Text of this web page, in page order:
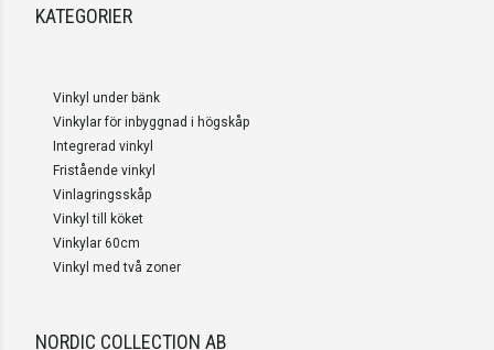
KATEGORIER
Vinkyl under bänk
Vinkylar för inbyggnad i högskåp
Integrerad vinkyl
Fristående vinkyl
Vinlagringsskåp
Vinkyl till köket
Vinkylar 60cm
Vinkyl med två zoner
NORDIC COLLECTION AB